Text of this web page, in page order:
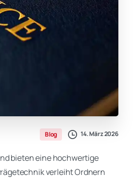
Blog 14. März 2026
bieten eine hochwertige
verleiht Ordnern